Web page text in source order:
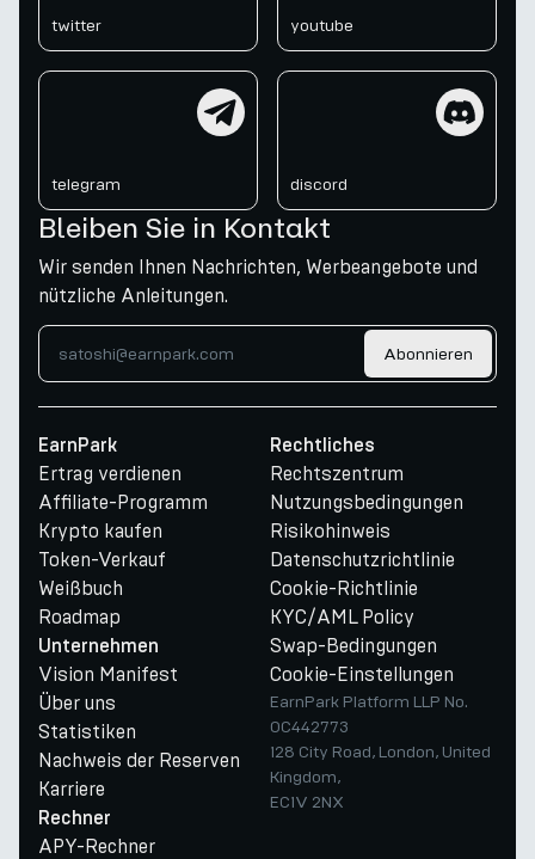
twitter youtube
telegram discord
Bleiben Sie in Kontakt
Wir senden Ihnen Nachrichten, Werbeangebote und
nützliche Anleitungen.
Abonnieren
EarnPark
Ertrag verdienen
Affiliate-Programm
Krypto kaufen
Token-Verkauf
Weißbuch
Roadmap
Unternehmen
Vision Manifest
Über uns
Statistiken
Nachweis der Reserven
Karriere
Rechner
APY-Rechner
Rechtliches
Rechtszentrum
Nutzungsbedingungen
Risikohinweis
Datenschutzrichtlinie
Cookie-Richtlinie
KYC/AML Policy
Swap-Bedingungen
Cookie-Einstellungen
EarnPark Platform LLP No.
OC442773
128 City Road, London, United
Kingdom,
EC1V 2NX